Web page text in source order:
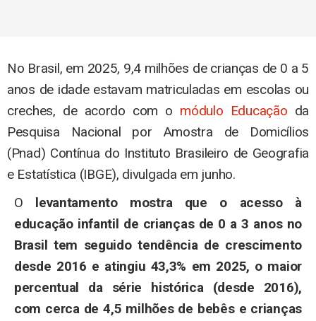
No Brasil, em 2025, 9,4 milhões de crianças de 0 a 5
anos de idade estavam matriculadas em escolas ou
creches, de acordo com o módulo Educação da
Pesquisa Nacional por Amostra de Domicílios
(Pnad) Contínua do Instituto Brasileiro de Geografia
e Estatística (IBGE), divulgada em junho.
O levantamento mostra que o acesso à
educação infantil de crianças de 0 a 3 anos no
Brasil tem seguido tendência de crescimento
desde 2016 e atingiu 43,3% em 2025, o maior
percentual da série histórica (desde 2016),
com cerca de 4,5 milhões de bebês e crianças